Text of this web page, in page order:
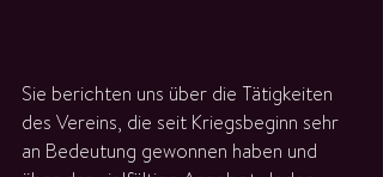
Sie berichten uns über die Tätigkeiten
des Vereins, die seit Kriegsbeginn sehr
an Bedeutung gewonnen haben und